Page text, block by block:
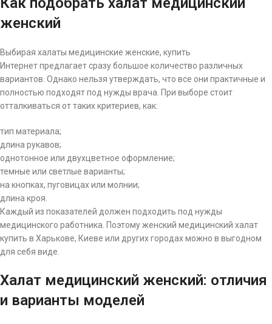
женский
Выбирая халаты медицинские женские, купить
Интернет предлагает сразу большое количество различных
вариантов. Однако нельзя утверждать, что все они практичные и
полностью подходят под нужды врача. При выборе стоит
отталкиваться от таких критериев, как:
тип материала;
длина рукавов;
однотонное или двухцветное оформление;
темные или светлые варианты;
на кнопках, пуговицах или молнии;
длина кроя.
Каждый из показателей должен подходить под нужды
медицинского работника. Поэтому женский медицинский халат
купить в Харькове, Киеве или других городах можно в выгодном
для себя виде.
Халат медицинский женский: отличия
и варианты моделей